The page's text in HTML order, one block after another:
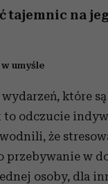
tajemnic na
w umyśle
które
to odczucie
że
przebywanie w
osoby, dla